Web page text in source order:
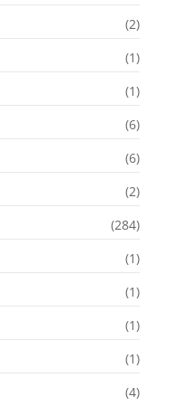
(2)
(1)
(1)
(6)
(6)
(2)
(284)
(1)
(1)
(1)
(1)
(4)